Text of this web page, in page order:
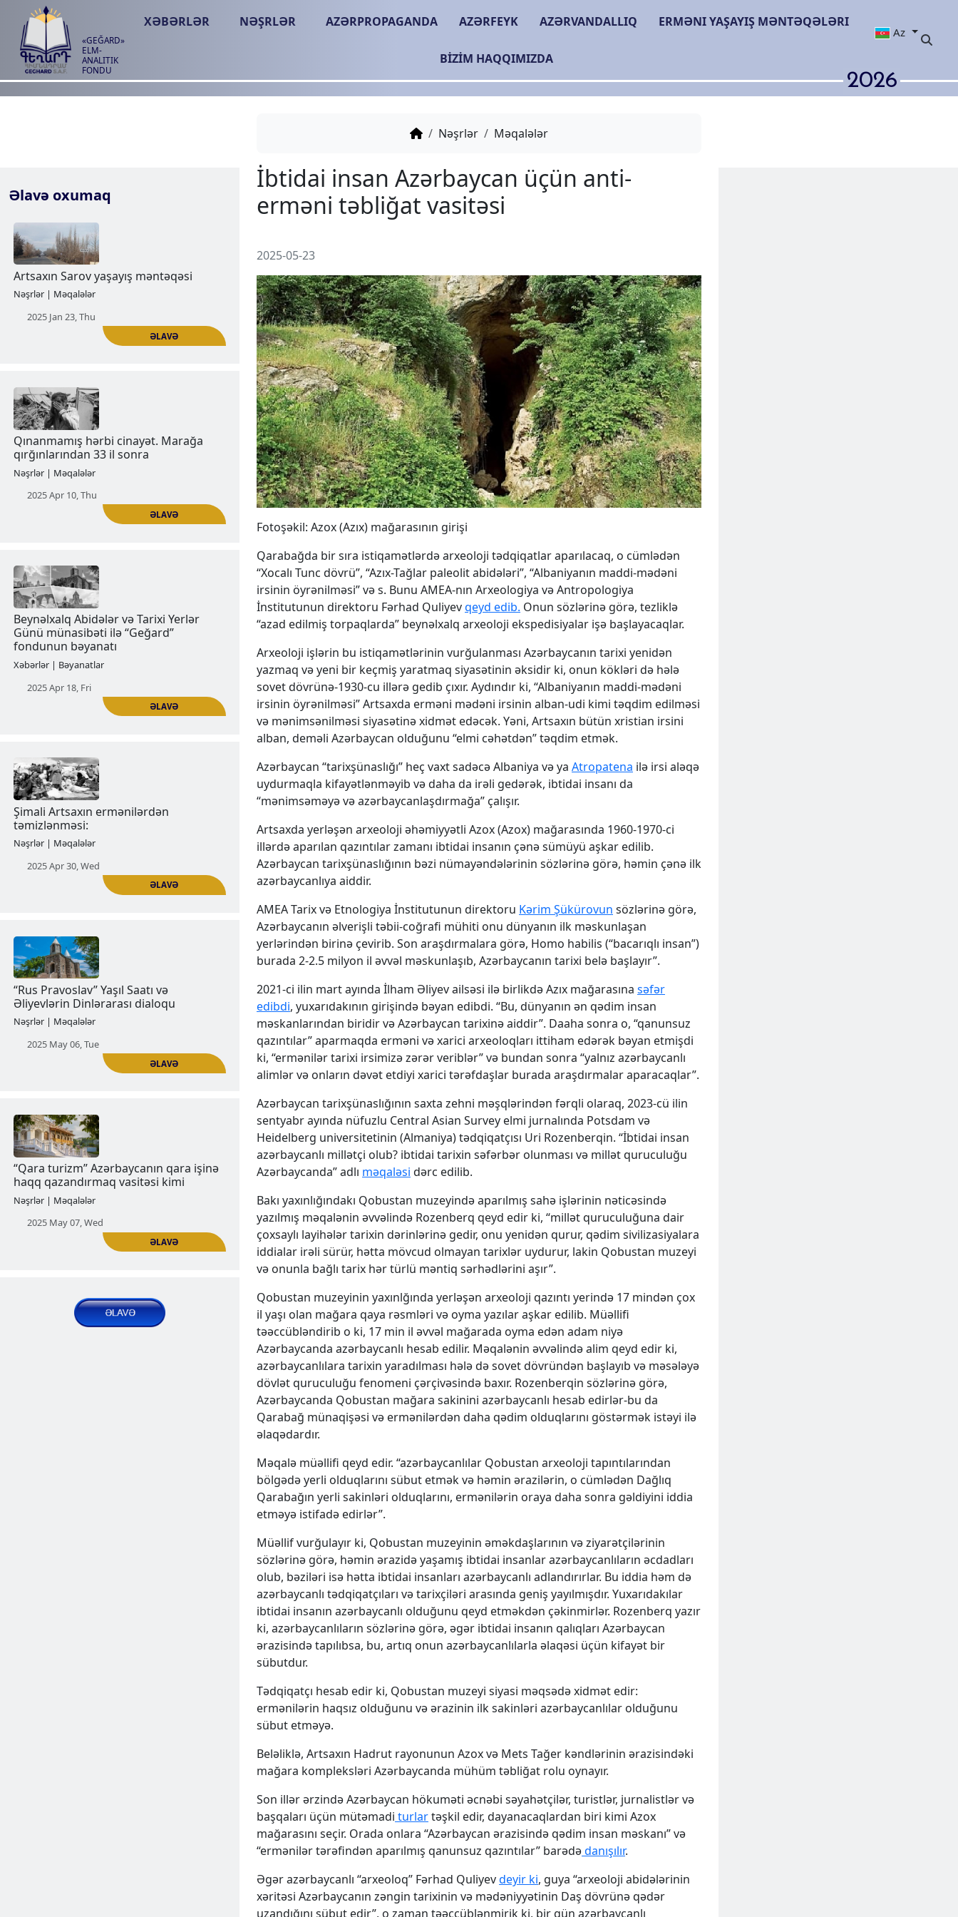
«GEĞARD»
ELM-
ANALITIK
FONDU
XƏBƏRLƏR NƏŞRLƏR AZƏRPROPAGANDA AZƏRFEYK AZƏRVANDALLIQ ERMƏNI YAŞAYIŞ MƏNTƏQƏLƏRI
BIZIM HAQQIMIZDA
Az
2026
Əlavə oxumaq
Artsaxın Sarov yaşayış məntəqəsi
2025 Jan 23, Thu
qırğınlarından 33 il sonra
Nəşrlər | Məqalələr
2025 Apr 10, Thu
ƏLAVƏ
Beynəlxalq Abidələr və Tarixi Yerlər
Günü münasibəti ilə “Geğard”
fondunun bəyanatı
Xəbərlər | Bəyanatlar
2025 Apr 18, Fri
Şimali Artsaxın ermənilərdən
təmizlənməsi:
Nəşrlər | Məqalələr
ƏLAVƏ
“Rus Pravoslav” Yaşıl Saatı və
Əliyevlərin Dinlərarası dialoqu
2025 May 06, Tue
“Qara turizm” Azərbaycanın qara işinə
Nəşrlər Məqalələr
İbtidai insan Azərbaycan üçün anti-
2025-05-23
Fotoşəkil: Azox (Azıx) mağarasının girişi
Qarabağda bir sıra istiqamətlərdə arxeoloji tədqiqatlar aparılacaq, o cümlədən
“Xocalı Tunc dövrü”, “Azıx-Tağlar paleolit abidələri”, “Albaniyanın maddi-mədəni
irsinin öyrənilməsi” və s. Bunu AMEA-nın Arxeologiya və Antropologiya
İnstitutunun direktoru Fərhad Quliyevqeyd edib. Onun sözlərinə görə, tezliklə
“azad edilmiş torpaqlarda” beynəlxalq arxeoloji ekspedisiyalar işə başlayacaqlar.
Arxeoloji işlərin bu istiqamətlərinin vurğulanması Azərbaycanın tarixi yenidən
yazmaq və yeni bir keçmiş yaratmaq siyasətinin əksidir ki, onun kökləri də hələ
sovet dövrünə-1930-cu illərə gedib çıxır. Aydındır ki, “Albaniyanın maddi-mədəni
irsinin öyrənilməsi” Artsaxda erməni mədəni irsinin alban-udi kimi təqdim edilməsi
və mənimsənilməsi siyasətinə xidmət edəcək. Yəni, Artsaxın bütün xristian irsini
alban, deməli Azərbaycan olduğunu “elmi cəhətdən” təqdim etmək.
Azərbaycan “tarixşünaslığı” heç vaxt sadəcə Albaniya və ya Atropatena ilə irsi aləqə
uydurmaqla kifayətlənməyib və daha da irəli gedərək, ibtidai insanı da
“mənimsəməyə və azərbaycanlaşdırmağa” çalışır.
Artsaxda yerləşən arxeoloji əhəmiyyətli Azox (Azox) mağarasında 1960-1970-ci
illərdə aparılan qazıntılar zamanı ibtidai insanın çənə sümüyü aşkar edilib.
Azərbaycan tarixşünaslığının bəzi nümayəndələrinin sözlərinə görə, həmin çənə ilk
azərbaycanlıya aiddir.
AMEA Tarix və Etnologiya İnstitutunun direktoru Kərim Şükürovun sözlərinə görə,
Azərbaycanın əlverişli təbii-coğrafi mühiti onu dünyanın ilk məskunlaşan
yerlərindən birinə çevirib. Son araşdırmalara görə, Homo habilis (“bacarıqlı insan”)
burada 2-2.5 milyon il əvvəl məskunlaşıb, Azərbaycanın tarixi belə başlayır”.
2021-ci ilin mart ayında İlham Əliyev ailsəsi ilə birlikdə Azıx mağarasına səfər
edibdi, yuxarıdakının girişində bəyan edibdi. “Bu, dünyanın ən qədim insan
məskanlarından biridir və Azərbaycan tarixinə aiddir”. Daaha sonra o, “qanunsuz
qazıntılar” aparmaqda erməni və xarici arxeoloqları ittiham edərək bəyan etmişdi
ki, “ermənilər tarixi irsimizə zərər veriblər” və bundan sonra “yalnız azərbaycanlı
alimlər və onların dəvət etdiyi xarici tərəfdaşlar burada araşdırmalar aparacaqlar”.
Azərbaycan tarixşünaslığının saxta zehni məşqlərindən fərqli olaraq, 2023-cü ilin
sentyabr ayında nüfuzlu Central Asian Survey elmi jurnalında Potsdam və
Heidelberg universitetinin (Almaniya) tədqiqatçısı Uri Rozenberqin. “İbtidai insan
azərbaycanlı millətçi olub? ibtidai tarixin səfərbər olunması və millət quruculuğu
Azərbaycanda” adlı məqaləsi dərc edilib.
Bakı yaxınlığındakı Qobustan muzeyində aparılmış sahə işlərinin nəticəsində
yazılmış məqalənin əvvəlində Rozenberq qeyd edir ki, “millət quruculuğuna dair
çoxsaylı layihələr tarixin dərinlərinə gedir, onu yenidən qurur, qədim sivilizasiyalara
iddialar irəli sürür, hətta mövcud olmayan tarixlər uydurur, lakin Qobustan muzeyi
və onunla bağlı tarix hər türlü məntiq sərhədlərini aşır”.
Qobustan muzeyinin yaxınlğında yerləşən arxeoloji qazıntı yerində 17 mindən çox
il yaşı olan mağara qaya rəsmləri və oyma yazılar aşkar edilib. Müəllifi
təəccübləndirib o ki, 17 min il əvvəl mağarada oyma edən adam niyə
Azərbaycanda azərbaycanlı hesab edilir. Məqalənin əvvəlində alim qeyd edir ki,
azərbaycanlılara tarixin yaradılması hələ də sovet dövründən başlayıb və məsələyə
dövlət quruculuğu fenomeni çərçivəsində baxır. Rozenberqin sözlərinə görə,
Azərbaycanda Qobustan mağara sakinini azərbaycanlı hesab edirlər-bu da
Qarabağ münaqişəsi və ermənilərdən daha qədim olduqlarını göstərmək istəyi ilə
əlaqədardır.
Məqalə müəllifi qeyd edir. “azərbaycanlılar Qobustan arxeoloji tapıntılarından
bölgədə yerli olduqlarını sübut etmək və həmin ərazilərin, o cümlədən Dağlıq
Qarabağın yerli sakinləri olduqlarını, ermənilərin oraya daha sonra gəldiyini iddia
etməyə istifadə edirlər”.
Müəllif vurğulayır ki, Qobustan muzeyinin əməkdaşlarının və ziyarətçilərinin
sözlərinə görə, həmin ərazidə yaşamış ibtidai insanlar azərbaycanlıların əcdadları
olub, bəziləri isə hətta ibtidai insanları azərbaycanlı adlandırırlar. Bu iddia həm də
azərbaycanlı tədqiqatçıları və tarixçiləri arasında geniş yayılmışdır. Yuxarıdakılar
ibtidai insanın azərbaycanlı olduğunu qeyd etməkdən çəkinmirlər. Rozenberq yazır
ki, azərbaycanlıların sözlərinə görə, əgər ibtidai insanın qalıqları Azərbaycan
ərazisində tapılıbsa, bu, artıq onun azərbaycanlılarla əlaqəsi üçün kifayət bir
sübutdur.
Tədqiqatçı hesab edir ki, Qobustan muzeyi siyasi məqsədə xidmət edir:
ermənilərin haqsız olduğunu və ərazinin ilk sakinləri azərbaycanlılar olduğunu
sübut etməyə.
Beləliklə, Artsaxın Hadrut rayonunun Azox və Mets Tağer kəndlərinin ərazisindəki
mağara kompleksləri Azərbaycanda mühüm təbliğat rolu oynayır.
Son illər ərzində Azərbaycan hökuməti əcnəbi səyahətçilər, turistlər, jurnalistlər və
başqaları üçün mütəmadi turlartəşkil edir, dayanacaqlardan biri kimi Azox
mağarasını seçir. Orada onlara “Azərbaycan ərazisində qədim insan məskanı” və
“ermənilər tərəfindən aparılmış qanunsuz qazıntılar” barədədanışılır.
Əgər azərbaycanlı “arxeoloq” Fərhad Quliyevdeyir ki, guya “arxeoloji abidələrinin
xəritəsi Azərbaycanın zəngin tarixinin və mədəniyyətinin Daş dövrünə qədər
uzandığını sübut edir”, o zaman təəccüblənmirik ki, bir gün azərbaycanlı